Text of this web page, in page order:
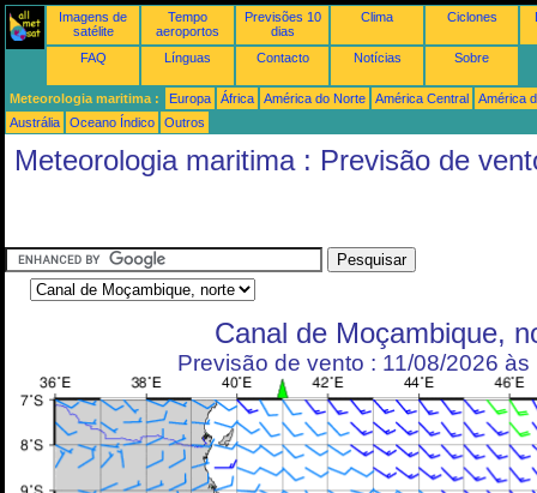
Imagens de
satélite
Tempo
aeroportos
Previsões 10
dias
Clima Ciclones
FAQ Línguas Contacto Notícias Sobre
Meteorologia maritima : Europa África América do Norte América Central
América
Austrália
Oceano Índico Outros
Meteorologia maritima : Previsão de
Canal de Moçambique,
Previsão de vento : 11/08/2026 às